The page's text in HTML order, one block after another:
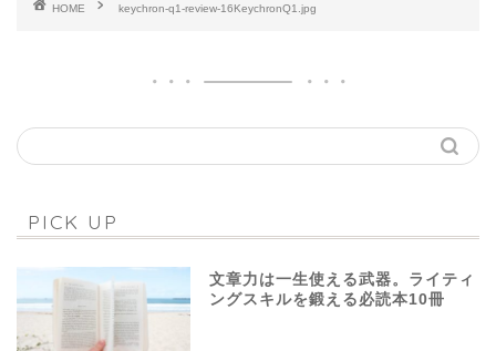
HOME keychron-q1-review-16KeychronQ1.jpg
PICK UP
文章力は一生使える武器。ライティ
ングスキルを鍛える必読本10冊